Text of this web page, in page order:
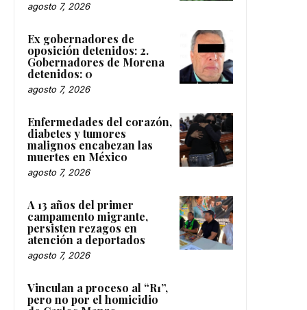
agosto 7, 2026
Ex gobernadores de
oposición detenidos: 2.
Gobernadores de Morena
detenidos: 0
agosto 7, 2026
Enfermedades del corazón,
diabetes y tumores
malignos encabezan las
muertes en México
agosto 7, 2026
A 13 años del primer
campamento migrante,
persisten rezagos en
atención a deportados
agosto 7, 2026
Vinculan a proceso al “R1”,
pero no por el homicidio